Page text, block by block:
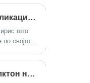
ODOWELL препорачува 3-метил-5-фенил-1-пентанол за апликации со свежи цветови и мириси слични на роза
што
својот
Кои се ефектите од американскиот природен гама додекалктон на телото?